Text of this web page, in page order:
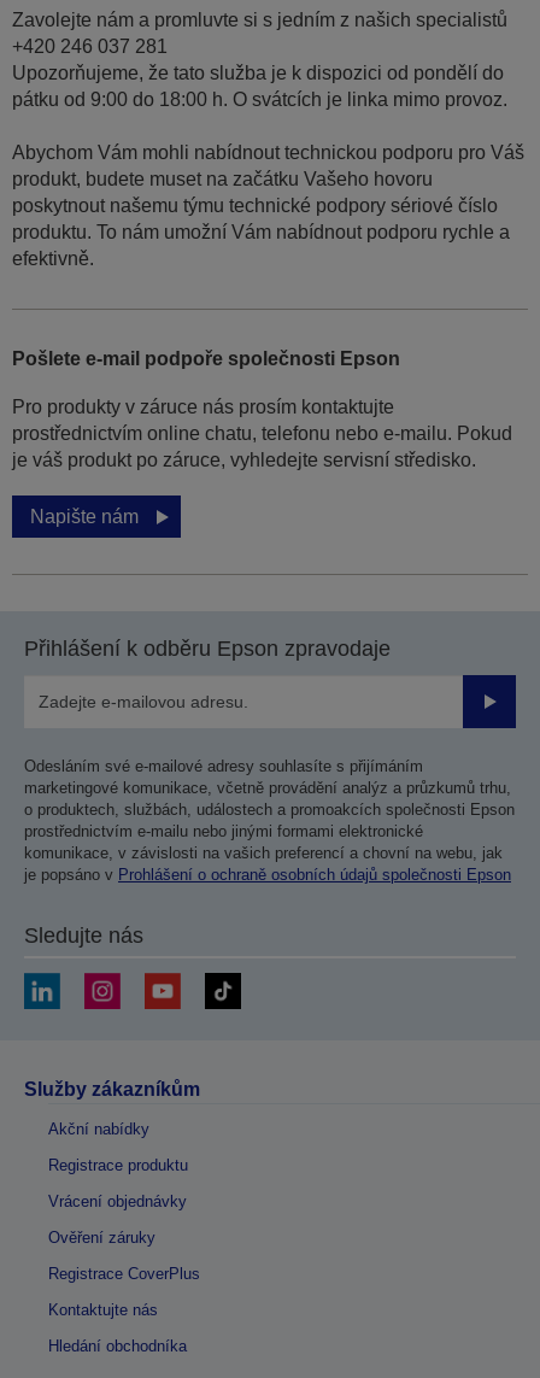
Zavolejte nám a promluvte si s jedním z našich specialistů
+420 246 037 281
Upozorňujeme, že tato služba je k dispozici od pondělí do
pátku od 9:00 do 18:00 h. O svátcích je linka mimo provoz.
Abychom Vám mohli nabídnout technickou podporu pro Váš
produkt, budete muset na začátku Vašeho hovoru
poskytnout našemu týmu technické podpory sériové číslo
produktu. To nám umožní Vám nabídnout podporu rychle a
efektivně.
Pošlete e-mail podpoře společnosti Epson
Pro produkty v záruce nás prosím kontaktujte
prostřednictvím online chatu, telefonu nebo e-mailu. Pokud
je váš produkt po záruce, vyhledejte servisní středisko.
Napište nám
Přihlášení k odběru Epson zpravodaje
Odesláním své e-mailové adresy souhlasíte s přijímáním
marketingové komunikace, včetně provádění analýz a průzkumů trhu,
o produktech, službách, událostech a promoakcích společnosti Epson
prostřednictvím e-mailu nebo jinými formami elektronické
komunikace, v závislosti na vašich preferencí a chovní na webu, jak
je popsáno v Prohlášení o ochraně osobních údajů společnosti Epson
Sledujte nás
Služby zákazníkům
Akční nabídky
Registrace produktu
Vrácení objednávky
Ověření záruky
Registrace CoverPlus
Kontaktujte nás
Hledání obchodníka